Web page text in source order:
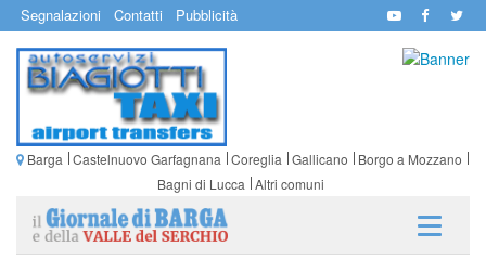
Segnalazioni Contatti Pubblicità
Barga Castelnuovo Garfagnana Coreglia Gallicano
Borgo a Mozzano
Bagni di Lucca Altri comuni